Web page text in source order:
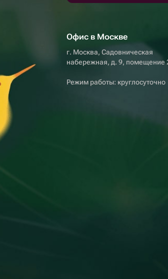
Офис в Москве
г. Москва, Садовническая
набережная, д. 9, помещение
Режим работы: круглосуточно